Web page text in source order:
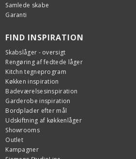
Samlede skabe
Garanti
FIND INSPIRATION
Skabslåger - oversigt
Rengøring af fedtede låger
Kitchn tegneprogram
Køkken inspiration
Badeværelsesinspiration
Garderobe inspiration
Bordplader efter mål
Udskiftning af køkkenlåger
Showrooms
Outlet
Kampagner